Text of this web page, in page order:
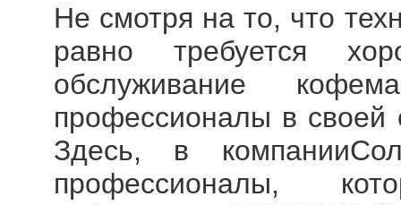
Не смотря на то, что
равно требуется
обслуживание
профессионалы в своей
Здесь, в
профессионалы,